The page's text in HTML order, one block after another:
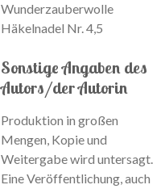
Wunderzauberwolle
Häkelnadel Nr. 4,5
Sonstige Angaben des
Autors/der Autorin
Produktion in großen
Mengen, Kopie und
Weitergabe wird untersagt.
Eine Veröffentlichung, auch